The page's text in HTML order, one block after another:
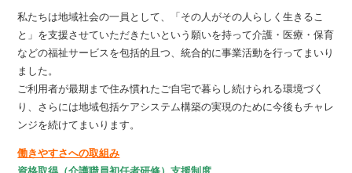
私たちは地域社会の一員として、「その人がその人らしく生きるこ
と」を支援させていただきたいという願いを持って介護・医療・保育
などの福祉サービスを包括的且つ、統合的に事業活動を行ってまいり
ました。
ご利用者が最期まで住み慣れたご自宅で暮らし続けられる環境づく
り、さらには地域包括ケアシステム構築の実現のために今後もチャレ
ンジを続けてまいります。
働きやすさへの取組み